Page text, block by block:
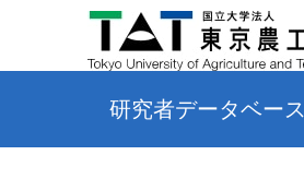
研究者データベース